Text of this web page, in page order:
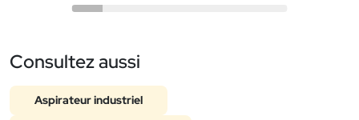
Consultez aussi
Aspirateur industriel